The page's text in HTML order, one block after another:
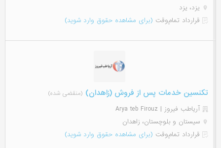
یزد، یزد
قرارداد تمام‌وقت (برای مشاهده حقوق وارد شوید)
تکنسین خدمات پس از فروش (زاهدان) (منقضی شده)
آریاطب فیروز | Arya teb Firouz
سیستان و بلوچستان، زاهدان
قرارداد تمام‌وقت (برای مشاهده حقوق وارد شوید)